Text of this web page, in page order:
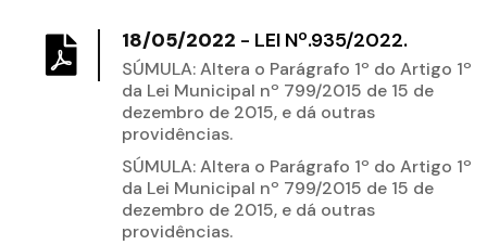
18/05/2022 - LEI Nº.935/2022.
SÚMULA: Altera o Parágrafo 1º do Artigo 1º
da Lei Municipal nº 799/2015 de 15 de
dezembro de 2015, e dá outras
providências.
SÚMULA: Altera o Parágrafo 1º do Artigo 1º
da Lei Municipal nº 799/2015 de 15 de
dezembro de 2015, e dá outras
providências.